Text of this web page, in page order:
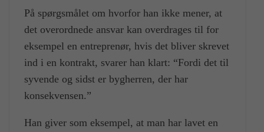
På spørgsmålet om hvorfor han ikke mener, at
det overordnede ansvar kan overdrages til for
eksempel en entreprenør, hvis det bliver skrevet
ind i en kontrakt, svarer han klart: “Fordi det til
syvende og sidst er bygherren, der har
konsekvensen.”
Han giver som eksempel, at man har lavet en